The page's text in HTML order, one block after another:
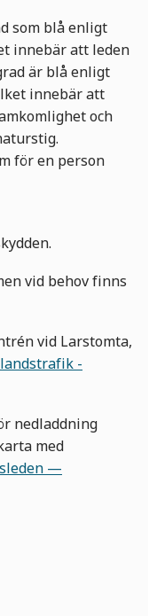
som blå enligt
innebär att leden
är blå enligt
innebär att
och
för en person
vid behov finns
vid Larstomta,
-
nedladdning
med
—